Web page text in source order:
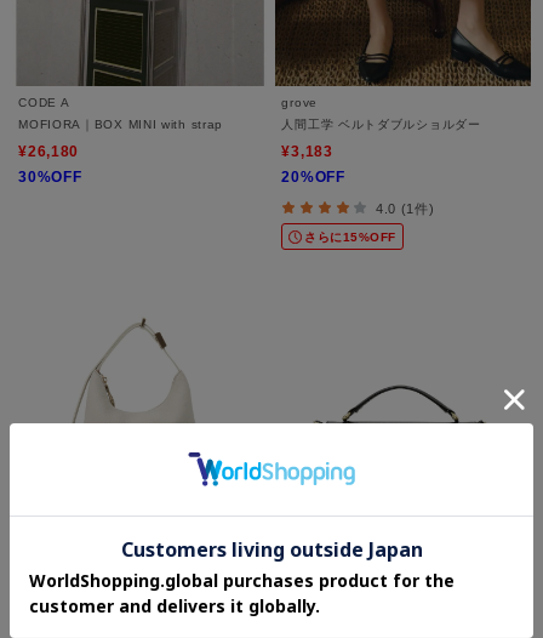
CODE A
MOFIORA｜BOX MINI with strap
¥26,180
30%OFF
grove
人間工学 ベルトダブルショルダー
¥3,183
20%OFF
4.0 (1件)
さらに15%OFF
TOFF&LOADSTONE(Ladies)
TOFF&LOADSTONE(Ladies)